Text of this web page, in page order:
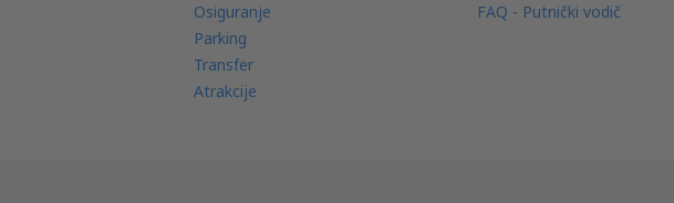
Osiguranje
Parking
Transfer
Atrakcije
FAQ - Putnički vodič